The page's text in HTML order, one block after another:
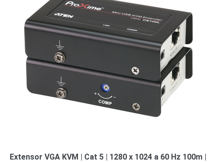
Extensor VGA KVM | Cat 5 | 1280 x 1024 a 60 Hz 100m |